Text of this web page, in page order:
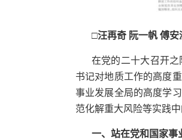
1
2
3
□汪再奇 阮一帆 傅安
在党的二十大召开
书记对地质工作的高度
事业发展全局的高度学
范化解重大风险等实践
一、站在党和国家事